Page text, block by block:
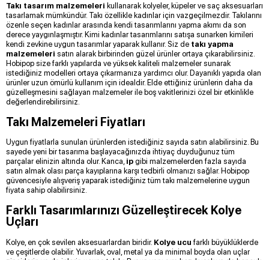
Takı tasarım malzemeleri kullanarak kolyeler, küpeler ve saç aksesuarları
tasarlamak mümkündür. Takı özellikle kadınlar için vazgeçilmezdir. Takılarını
özenle seçen kadınlar arasında kendi tasarımlarını yapma akımı da son
derece yaygınlaşmıştır. Kimi kadınlar tasarımlarını satışa sunarken kimileri
kendi zevkine uygun tasarımlar yaparak kullanır. Siz de takı yapma
malzemeleri satın alarak birbirinden güzel ürünler ortaya çıkarabilirsiniz.
Hobipop size farklı yapılarda ve yüksek kaliteli malzemeler sunarak
istediğiniz modelleri ortaya çıkarmanıza yardımcı olur. Dayanıklı yapıda olan
ürünler uzun ömürlü kullanım için idealdir. Elde ettiğiniz ürünlerin daha da
güzelleşmesini sağlayan malzemeler ile boş vakitlerinizi özel bir etkinlikle
değerlendirebilirsiniz.
Takı Malzemeleri Fiyatları
Uygun fiyatlarla sunulan ürünlerden istediğiniz sayıda satın alabilirsiniz. Bu
sayede yeni bir tasarıma başlayacağınızda ihtiyaç duyduğunuz tüm
parçalar elinizin altında olur. Kanca, ip gibi malzemelerden fazla sayıda
satın almak olası parça kayıplarına karşı tedbirli olmanızı sağlar. Hobipop
güvencesiyle alışveriş yaparak istediğiniz tüm takı malzemelerine uygun
fiyata sahip olabilirsiniz.
Farklı Tasarımlarınızı Güzelleştirecek Kolye
Uçları
Kolye, en çok sevilen aksesuarlardan biridir. Kolye ucu farklı büyüklüklerde
ve çeşitlerde olabilir. Yuvarlak, oval, metal ya da minimal boyda olan uçlar